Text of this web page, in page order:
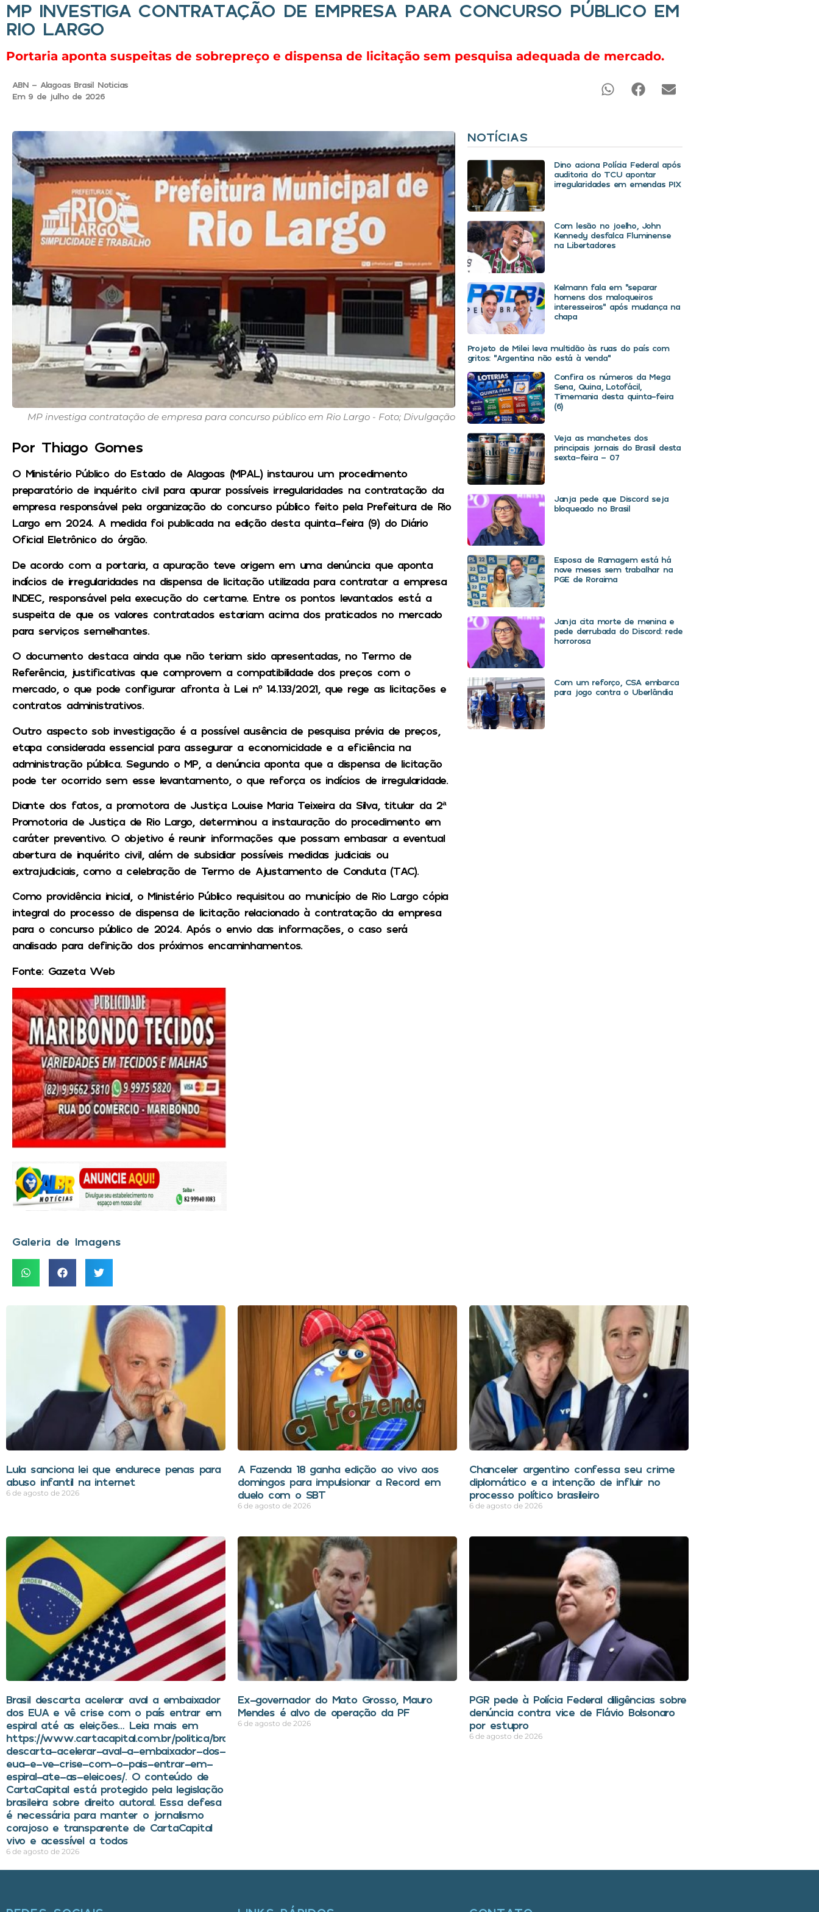
MP INVESTIGA CONTRATAÇÃO DE EMPRESA PARA CONCURSO PÚBLICO EM
RIO LARGO
Portaria aponta suspeitas de sobrepreço e dispensa de licitação sem pesquisa adequada de mercado.
ABN - Alagoas Brasil Noticias
Em 9 de julho de 2026
MP investiga contratação de empresa para concurso público em Rio Largo - Foto; Divulgação
Por Thiago Gomes
O Ministério Público do Estado de Alagoas (MPAL) instaurou um procedimento
preparatório de inquérito civil para apurar possíveis irregularidades na contratação da
empresa responsável pela organização do concurso público feito pela Prefeitura de Rio
Largo em 2024. A medida foi publicada na edição desta quinta-feira (9) do Diário
Oficial Eletrônico do órgão.
De acordo com a portaria, a apuração teve origem em uma denúncia que aponta
indícios de irregularidades na dispensa de licitação utilizada para contratar a empresa
INDEC, responsável pela execução do certame. Entre os pontos levantados está a
suspeita de que os valores contratados estariam acima dos praticados no mercado
para serviços semelhantes.
O documento destaca ainda que não teriam sido apresentadas, no Termo de
Referência, justificativas que comprovem a compatibilidade dos preços com o
mercado, o que pode configurar afronta à Lei nº 14.133/2021, que rege as licitações e
contratos administrativos.
Outro aspecto sob investigação é a possível ausência de pesquisa prévia de preços,
etapa considerada essencial para assegurar a economicidade e a eficiência na
administração pública. Segundo o MP, a denúncia aponta que a dispensa de licitação
pode ter ocorrido sem esse levantamento, o que reforça os indícios de irregularidade.
Diante dos fatos, a promotora de Justiça Louise Maria Teixeira da Silva, titular da 2ª
Promotoria de Justiça de Rio Largo, determinou a instauração do procedimento em
caráter preventivo. O objetivo é reunir informações que possam embasar a eventual
abertura de inquérito civil, além de subsidiar possíveis medidas judiciais ou
extrajudiciais, como a celebração de Termo de Ajustamento de Conduta (TAC).
Como providência inicial, o Ministério Público requisitou ao município de Rio Largo cópia
integral do processo de dispensa de licitação relacionado à contratação da empresa
para o concurso público de 2024. Após o envio das informações, o caso será
analisado para definição dos próximos encaminhamentos.
Fonte: Gazeta Web
Galeria de Imagens
NOTÍCIAS
Dino aciona Polícia Federal após
auditoria do TCU apontar
irregularidades em emendas PIX
Com lesão no joelho, John
Kennedy desfalca Fluminense
na Libertadores
Kelmann fala em “separar
homens dos maloqueiros
interesseiros” após mudança na
chapa
Projeto de Milei leva multidão às ruas do país com
gritos: “Argentina não está à venda”
Confira os números da Mega
Sena, Quina, Lotofácil,
Timemania desta quinta-feira
(6)
Veja as manchetes dos
principais jornais do Brasil desta
sexta-feira – 07
Janja pede que Discord seja
bloqueado no Brasil
Esposa de Ramagem está há
nove meses sem trabalhar na
PGE de Roraima
Janja cita morte de menina e
pede derrubada do Discord: rede
horrorosa
Com um reforço, CSA embarca
para jogo contra o Uberlândia
Lula sanciona lei que endurece penas para
abuso infantil na internet
6 de agosto de 2026
A Fazenda 18 ganha edição ao vivo aos
domingos para impulsionar a Record em
duelo com o SBT
6 de agosto de 2026
Chanceler argentino confessa seu crime
diplomático e a intenção de influir no
processo político brasileiro
6 de agosto de 2026
Brasil descarta acelerar aval a embaixador
dos EUA e vê crise com o país entrar em
espiral até as eleições… Leia mais em
https://www.cartacapital.com.br/politica/brasil-
descarta-acelerar-aval-a-embaixador-dos-
eua-e-ve-crise-com-o-pais-entrar-em-
espiral-ate-as-eleicoes/. O conteúdo de
CartaCapital está protegido pela legislação
brasileira sobre direito autoral. Essa defesa
é necessária para manter o jornalismo
corajoso e transparente de CartaCapital
vivo e acessível a todos
6 de agosto de 2026
Ex-governador do Mato Grosso, Mauro
Mendes é alvo de operação da PF
6 de agosto de 2026
PGR pede à Polícia Federal diligências sobre
denúncia contra vice de Flávio Bolsonaro
por estupro
6 de agosto de 2026